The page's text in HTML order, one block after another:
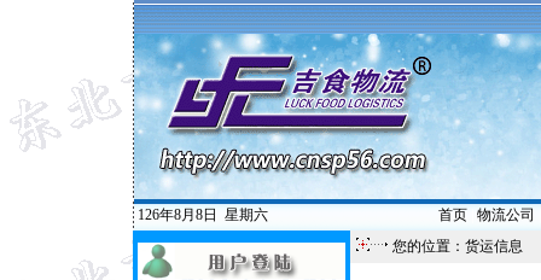
126年8月8日 星期六 首页| 物流公司
您的位置： 货运信息